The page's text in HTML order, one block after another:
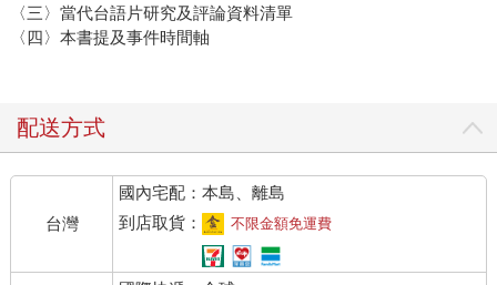
〈三〉當代台語片研究及評論資料清單
〈四〉本書提及事件時間軸
配送方式
台灣
國內宅配：本島、離島
到店取貨：
不限金額免運費